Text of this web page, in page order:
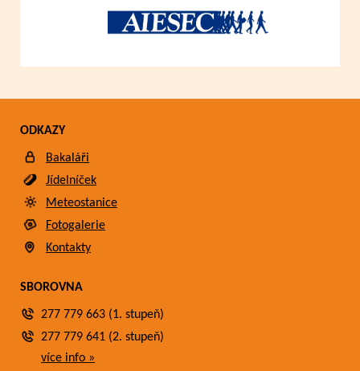
ODKAZY
Bakaláři
Jídelníček
Meteostanice
Fotogalerie
Kontakty
SBOROVNA
277 779 663 (1. stupeň)
277 779 641 (2. stupeň)
více info »